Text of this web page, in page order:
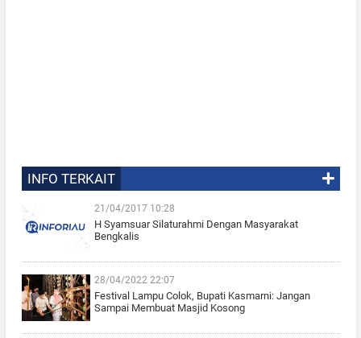
INFO TERKAIT
21/04/2017 10:28
H Syamsuar Silaturahmi Dengan Masyarakat
Bengkalis
28/04/2022 22:07
Festival Lampu Colok, Bupati Kasmarni: Jangan
Sampai Membuat Masjid Kosong